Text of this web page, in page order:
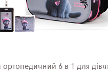
6 в 1 для